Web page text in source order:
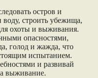
остров и
строить убежища,
охоты и выживания.
опасностями,
голод и жажда, что
испытанием.
и развивай
выживание.